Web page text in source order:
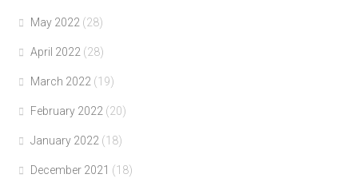
May 2022 (28)
April 2022 (28)
March 2022 (19)
February 2022 (20)
January 2022 (18)
December 2021 (18)